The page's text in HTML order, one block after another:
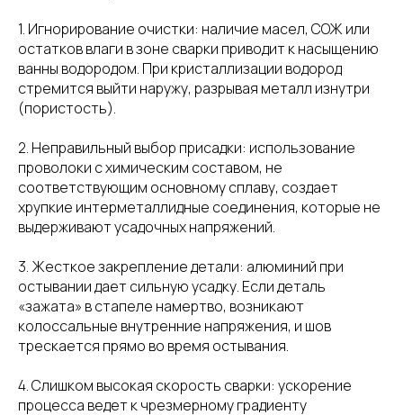
1. Игнорирование очистки: наличие масел, СОЖ или
остатков влаги в зоне сварки приводит к насыщению
ванны водородом. При кристаллизации водород
стремится выйти наружу, разрывая металл изнутри
(пористость).
2. Неправильный выбор присадки: использование
проволоки с химическим составом, не
соответствующим основному сплаву, создает
хрупкие интерметаллидные соединения, которые не
выдерживают усадочных напряжений.
3. Жесткое закрепление детали: алюминий при
остывании дает сильную усадку. Если деталь
«зажата» в стапеле намертво, возникают
колоссальные внутренние напряжения, и шов
трескается прямо во время остывания.
4. Слишком высокая скорость сварки: ускорение
процесса ведет к чрезмерному градиенту